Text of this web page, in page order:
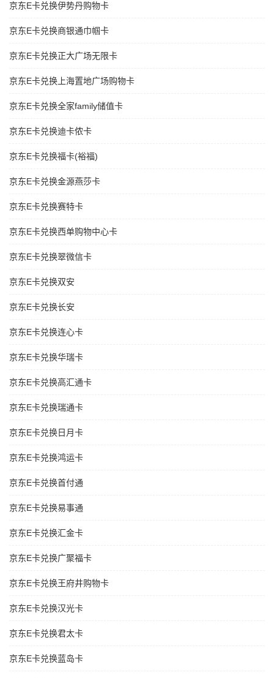
京东E卡兑换伊势丹购物卡
京东E卡兑换商银通巾帼卡
京东E卡兑换正大广场无限卡
京东E卡兑换上海置地广场购物卡
京东E卡兑换全家family储值卡
京东E卡兑换迪卡侬卡
京东E卡兑换福卡(裕福)
京东E卡兑换金源燕莎卡
京东E卡兑换赛特卡
京东E卡兑换西单购物中心卡
京东E卡兑换翠微信卡
京东E卡兑换双安
京东E卡兑换长安
京东E卡兑换连心卡
京东E卡兑换华瑞卡
京东E卡兑换高汇通卡
京东E卡兑换瑞通卡
京东E卡兑换日月卡
京东E卡兑换鸿运卡
京东E卡兑换首付通
京东E卡兑换易事通
京东E卡兑换汇金卡
京东E卡兑换广聚福卡
京东E卡兑换王府井购物卡
京东E卡兑换汉光卡
京东E卡兑换君太卡
京东E卡兑换蓝岛卡